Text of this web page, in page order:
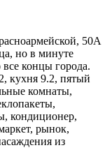
50А
но в минуте
концы города.
кухня 9.2, пятый
комнаты,
кондиционер,
рынок,
из